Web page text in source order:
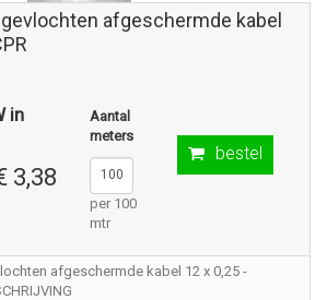
afgeschermde kabel
in
3,38
Aantal
meters
per 100
mtr
bestel
afgeschermde kabel 12 x 0,25 -